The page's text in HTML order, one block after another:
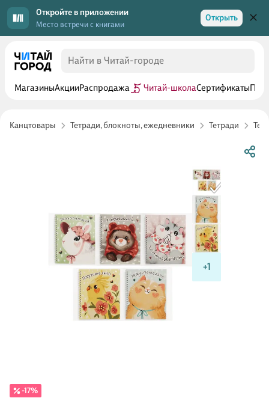
Откройте в приложении
Место встречи с книгами
Открыть
МагазиныАкцииРаспродажа Читай-школаСертификаты
Канцтовары Тетради, блокноты, ежедневники Тетради
+1
-17%